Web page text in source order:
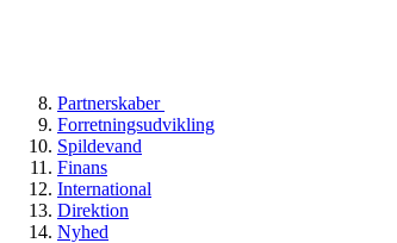
Partnerskaber
Forretningsudvikling
Spildevand
Finans
International
Direktion
Nyhed